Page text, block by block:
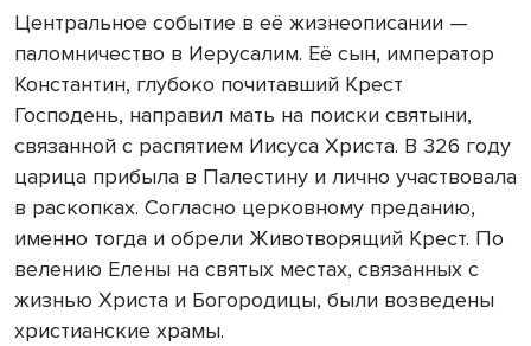
Центральное событие в её жизнеописании —
паломничество в Иерусалим. Её сын, император
Константин, глубоко почитавший Крест
Господень, направил мать на поиски святыни,
связанной с распятием Иисуса Христа. В 326 году
царица прибыла в Палестину и лично участвовала
в раскопках. Согласно церковному преданию,
именно тогда и обрели Животворящий Крест. По
велению Елены на святых местах, связанных с
жизнью Христа и Богородицы, были возведены
христианские храмы.